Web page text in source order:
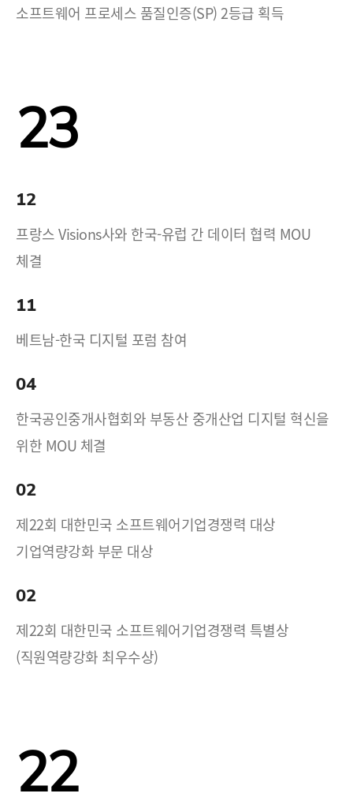
소프트웨어 프로세스 품질인증(SP) 2등급 획득
23
12
프랑스 Visions사와 한국-유럽 간 데이터 협력 MOU
체결
11
베트남-한국 디지털 포럼 참여
04
한국공인중개사협회와 부동산 중개산업 디지털 혁신을
위한 MOU 체결
02
제22회 대한민국 소프트웨어기업경쟁력 대상
기업역량강화 부문 대상
02
제22회 대한민국 소프트웨어기업경쟁력 특별상
(직원역량강화 최우수상)
22